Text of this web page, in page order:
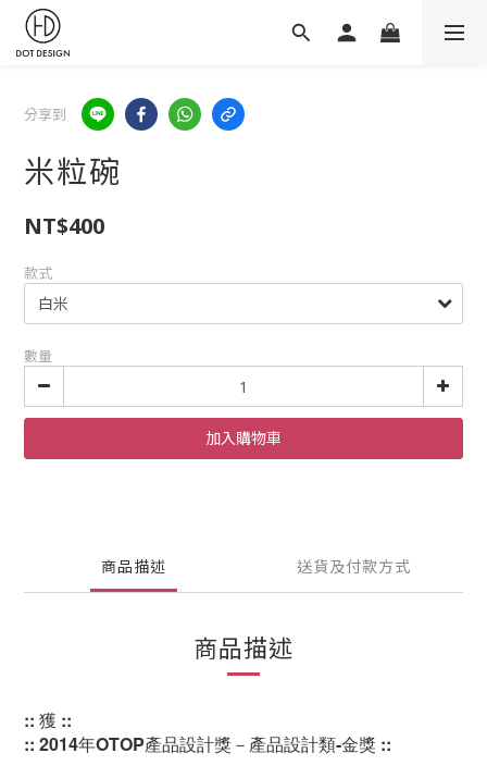
分享到
米粒碗
NT$400
款式
數量
加入購物車
商品描述 送貨及付款方式
商品描述
:: 獲 ::
:: 2014年OTOP產品設計獎－ 產品設計類-金獎 ::